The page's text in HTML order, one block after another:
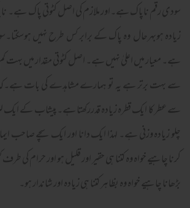
سودی رقم ناپاک ہے۔اور ملازم کی اصل کٹوتی پاک ہے۔
زیادہ ہوبہرحال وہ پاک کے برابر کس طرح نہیں
ہے۔ معیار میں اعلیٰ نہیں ہے۔ اصل کٹوتی مقدار میں بہت
سے بہت برتر ہے یہ تو ہمارے مشاہدے کی بات
سے عطر کا ایک قطرہ زیادہ قدررکھتا ہے۔پیشاب کے ایک
چلو زیادہ وزنی ہے۔ لہذا ایک دانا اور ایک سچے صاحب
کرنا چاہیے خواہ وہ کتنا ہی حقیر اور قلیل ہو اور حرام کی
بڑھانا چاہیے خواہ وہ بظاہر کتنا ہی زیادہ اور شاندار ہو۔